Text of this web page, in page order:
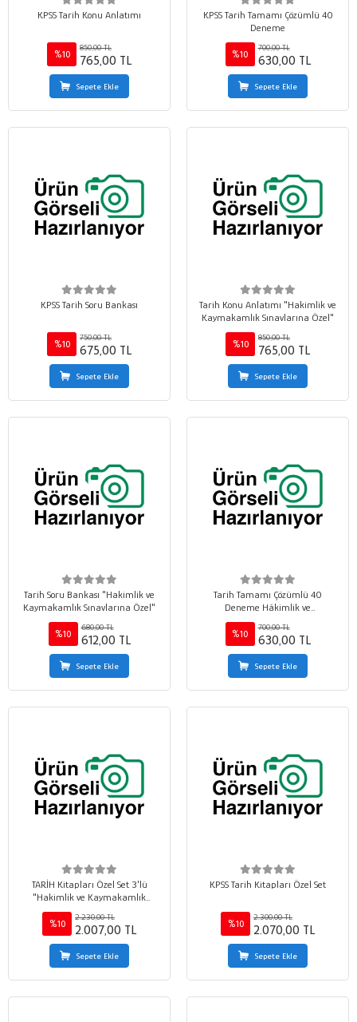
KPSS Tarih Konu Anlatımı
%10
850,00 TL
765,00 TL
Sepete Ekle
KPSS Tarih Tamamı Çözümlü 40
Deneme
%10
700,00 TL
630,00 TL
Sepete Ekle
KPSS Tarih Soru Bankası
%10
750,00 TL
675,00 TL
Sepete Ekle
Tarih Konu Anlatımı "Hakimlik ve
Kaymakamlık Sınavlarına Özel"
%10
850,00 TL
765,00 TL
Sepete Ekle
Tarih Soru Bankası "Hakimlik ve
Kaymakamlık Sınavlarına Özel"
%10
680,00 TL
612,00 TL
Sepete Ekle
Tarih Tamamı Çözümlü 40
Deneme Hâkimlik ve
Kaymakamlık Sınavlarına Özel
%10
700,00 TL
630,00 TL
Sepete Ekle
TARİH Kitapları Özel Set 3'lü
"Hakimlik ve Kaymakamlık
Sınavlarına Özel"
%10
2.230,00 TL
2.007,00 TL
Sepete Ekle
KPSS Tarih Kitapları Özel Set
%10
2.300,00 TL
2.070,00 TL
Sepete Ekle